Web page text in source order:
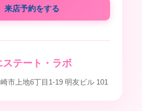
来店予約をする
ステート・ラボ
市上地6丁目1-19 明友ビル 101